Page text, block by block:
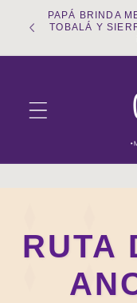
directamente
PAPÁ BRINDA
TOBALÁ Y
RUTA